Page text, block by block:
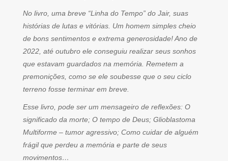
No livro, uma breve “Linha do Tempo” do Jair, suas
histórias de lutas e vitórias. Um homem simples cheio
de bons sentimentos e extrema generosidade! Ano de
2022, até outubro ele conseguiu realizar seus sonhos
que estavam guardados na memória. Remetem a
premonições, como se ele soubesse que o seu ciclo
terreno fosse terminar em breve.
Esse livro, pode ser um mensageiro de reflexões: O
significado da morte; O tempo de Deus; Glioblastoma
Multiforme – tumor agressivo; Como cuidar de alguém
frágil que perdeu a memória e parte de seus
movimentos…